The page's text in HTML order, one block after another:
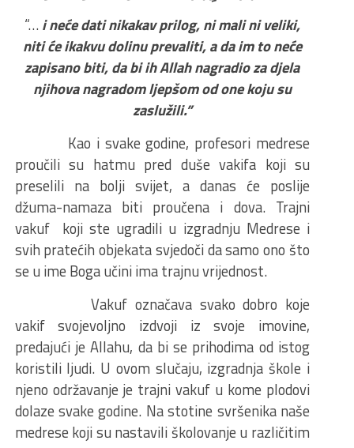
“… i neće dati nikakav prilog, ni mali ni veliki,
niti će ikakvu dolinu prevaliti, a da im to neće
zapisano biti, da bi ih Allah nagradio za djela
njihova nagradom ljepšom od one koju su
zaslužili.”
Kao i svake godine, profesori medrese
proučili su hatmu pred duše vakifa koji su
preselili na bolji svijet, a danas će poslije
džuma-namaza biti proučena i dova. Trajni
vakuf koji ste ugradili u izgradnju Medrese i
svih pratećih objekata svjedoči da samo ono što
se u ime Boga učini ima trajnu vrijednost.
Vakuf označava svako dobro koje
vakif svojevoljno izdvoji iz svoje imovine,
predajući je Allahu, da bi se prihodima od istog
koristili ljudi. U ovom slučaju, izgradnja škole i
njeno održavanje je trajni vakuf u kome plodovi
dolaze svake godine. Na stotine svršenika naše
medrese koji su nastavili školovanje u različitim